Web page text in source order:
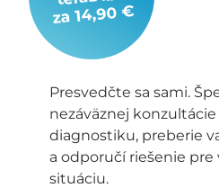
za 14,90 €
Presvedčte sa sami.
nezáväznej
diagnostiku, preberie
a odporučí riešenie
situáciu.